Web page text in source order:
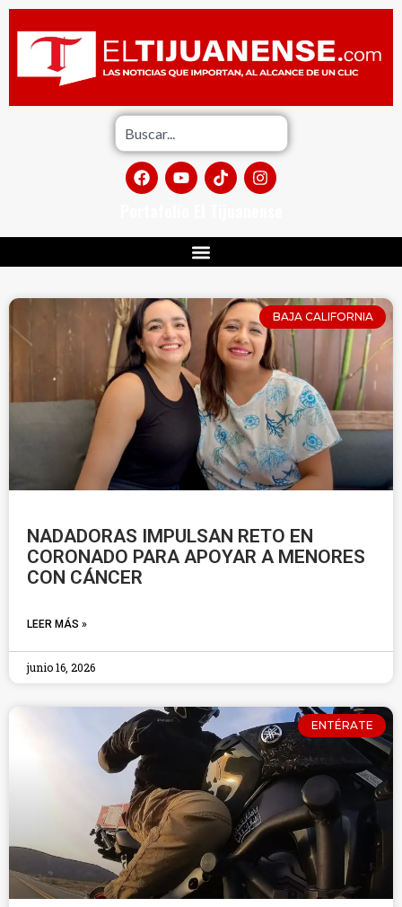
BAJA CALIFORNIA
NADADORAS IMPULSAN RETO EN
CORONADO PARA APOYAR A MENORES
CON CÁNCER
LEER MÁS »
junio 16, 2026
ENTÉRATE